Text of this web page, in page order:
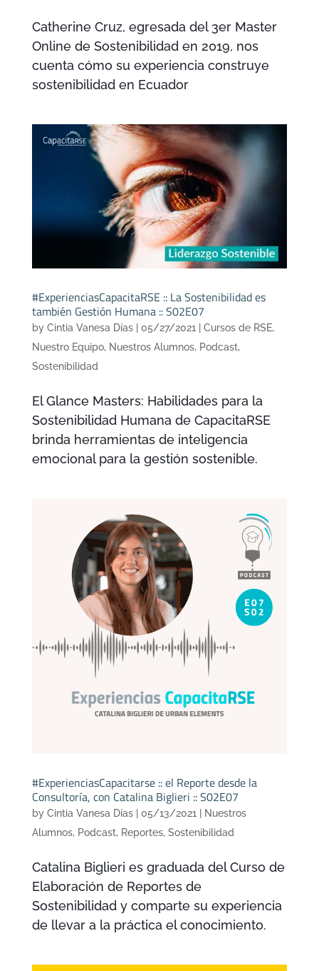
Catherine Cruz, egresada del 3er Master
Online de Sostenibilidad en 2019, nos
cuenta cómo su experiencia construye
sostenibilidad en Ecuador
#ExperienciasCapacitaRSE :: La Sostenibilidad es
también Gestión Humana :: S02E07
by Cintia Vanesa Días| 05/27/2021 Cursos de RSE,
Nuestro Equipo, Nuestros Alumnos, Podcast,
Sostenibilidad
El Glance Masters: Habilidades para la
Sostenibilidad Humana de CapacitaRSE
brinda herramientas de inteligencia
emocional para la gestión sostenible.
#ExperienciasCapacitarse :: el Reporte desde la
Consultoría, con Catalina Biglieri :: S02E07
by Cintia Vanesa Días| 05/13/2021|
Nuestros
Alumnos, Podcast, Reportes, Sostenibilidad
Catalina Biglieri es graduada del Curso de
Elaboración de Reportes de
Sostenibilidad y comparte su experiencia
de llevar a la práctica el conocimiento.